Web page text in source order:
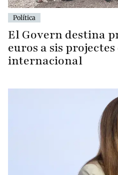
Política
El Govern destina
euros a sis
internacional